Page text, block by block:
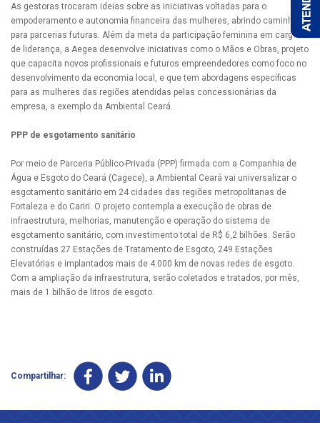
As gestoras trocaram ideias sobre as iniciativas voltadas para o
empoderamento e autonomia financeira das mulheres, abrindo caminho
para parcerias futuras. Além da meta da participação feminina em cargos
de liderança, a Aegea desenvolve iniciativas como o Mãos e Obras, projeto
que capacita novos profissionais e futuros empreendedores como foco no
desenvolvimento da economia local, e que tem abordagens específicas
para as mulheres das regiões atendidas pelas concessionárias da
empresa, a exemplo da Ambiental Ceará.
PPP de esgotamento sanitário
Por meio de Parceria Público-Privada (PPP) firmada com a Companhia de
Água e Esgoto do Ceará (Cagece), a Ambiental Ceará vai universalizar o
esgotamento sanitário em 24 cidades das regiões metropolitanas de
Fortaleza e do Cariri. O projeto contempla a execução de obras de
infraestrutura, melhorias, manutenção e operação do sistema de
esgotamento sanitário, com investimento total de R$ 6,2 bilhões. Serão
construídas 27 Estações de Tratamento de Esgoto, 249 Estações
Elevatórias e implantados mais de 4.000 km de novas redes de esgoto.
Com a ampliação da infraestrutura, serão coletados e tratados, por mês,
mais de 1 bilhão de litros de esgoto.
Compartilhar: